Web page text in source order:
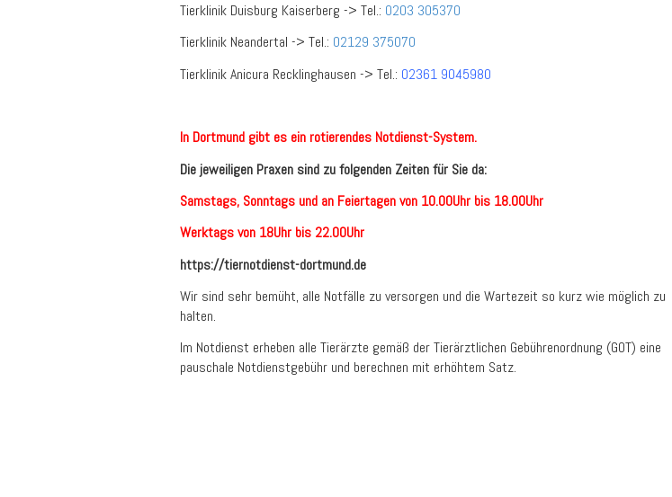
Tierklinik Duisburg Kaiserberg -> Tel.: 0203 305370
Tierklinik Neandertal -> Tel.: 02129 375070
Tierklinik Anicura Recklinghausen -> Tel.: 02361 9045980
In Dortmund gibt es ein rotierendes Notdienst-System.
Die jeweiligen Praxen sind zu folgenden Zeiten für Sie da:
Samstags, Sonntags und an Feiertagen von 10.00Uhr bis 18.00Uhr
Werktags von 18Uhr bis 22.00Uhr
https://tiernotdienst-dortmund.de
Wir sind sehr bemüht, alle Notfälle zu versorgen und die Wartezeit so kurz wie möglich zu
halten.
Im Notdienst erheben alle Tierärzte gemäß der Tierärztlichen Gebührenordnung (GOT) eine
pauschale Notdienstgebühr und berechnen mit erhöhtem Satz.